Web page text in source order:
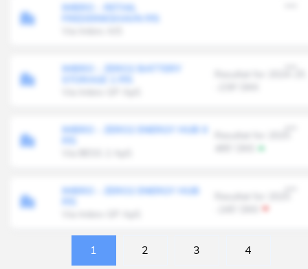
IMBRO - RETAIL
FREDERIKSHAVN P/S
IMBRO - ZERO2 BATTERY
STORAGE 1 P/S
IMBRO - ZERO2 ENERGY HUB II
IMBRO - ZERO2 ENERGY HUB
1 2 3 4